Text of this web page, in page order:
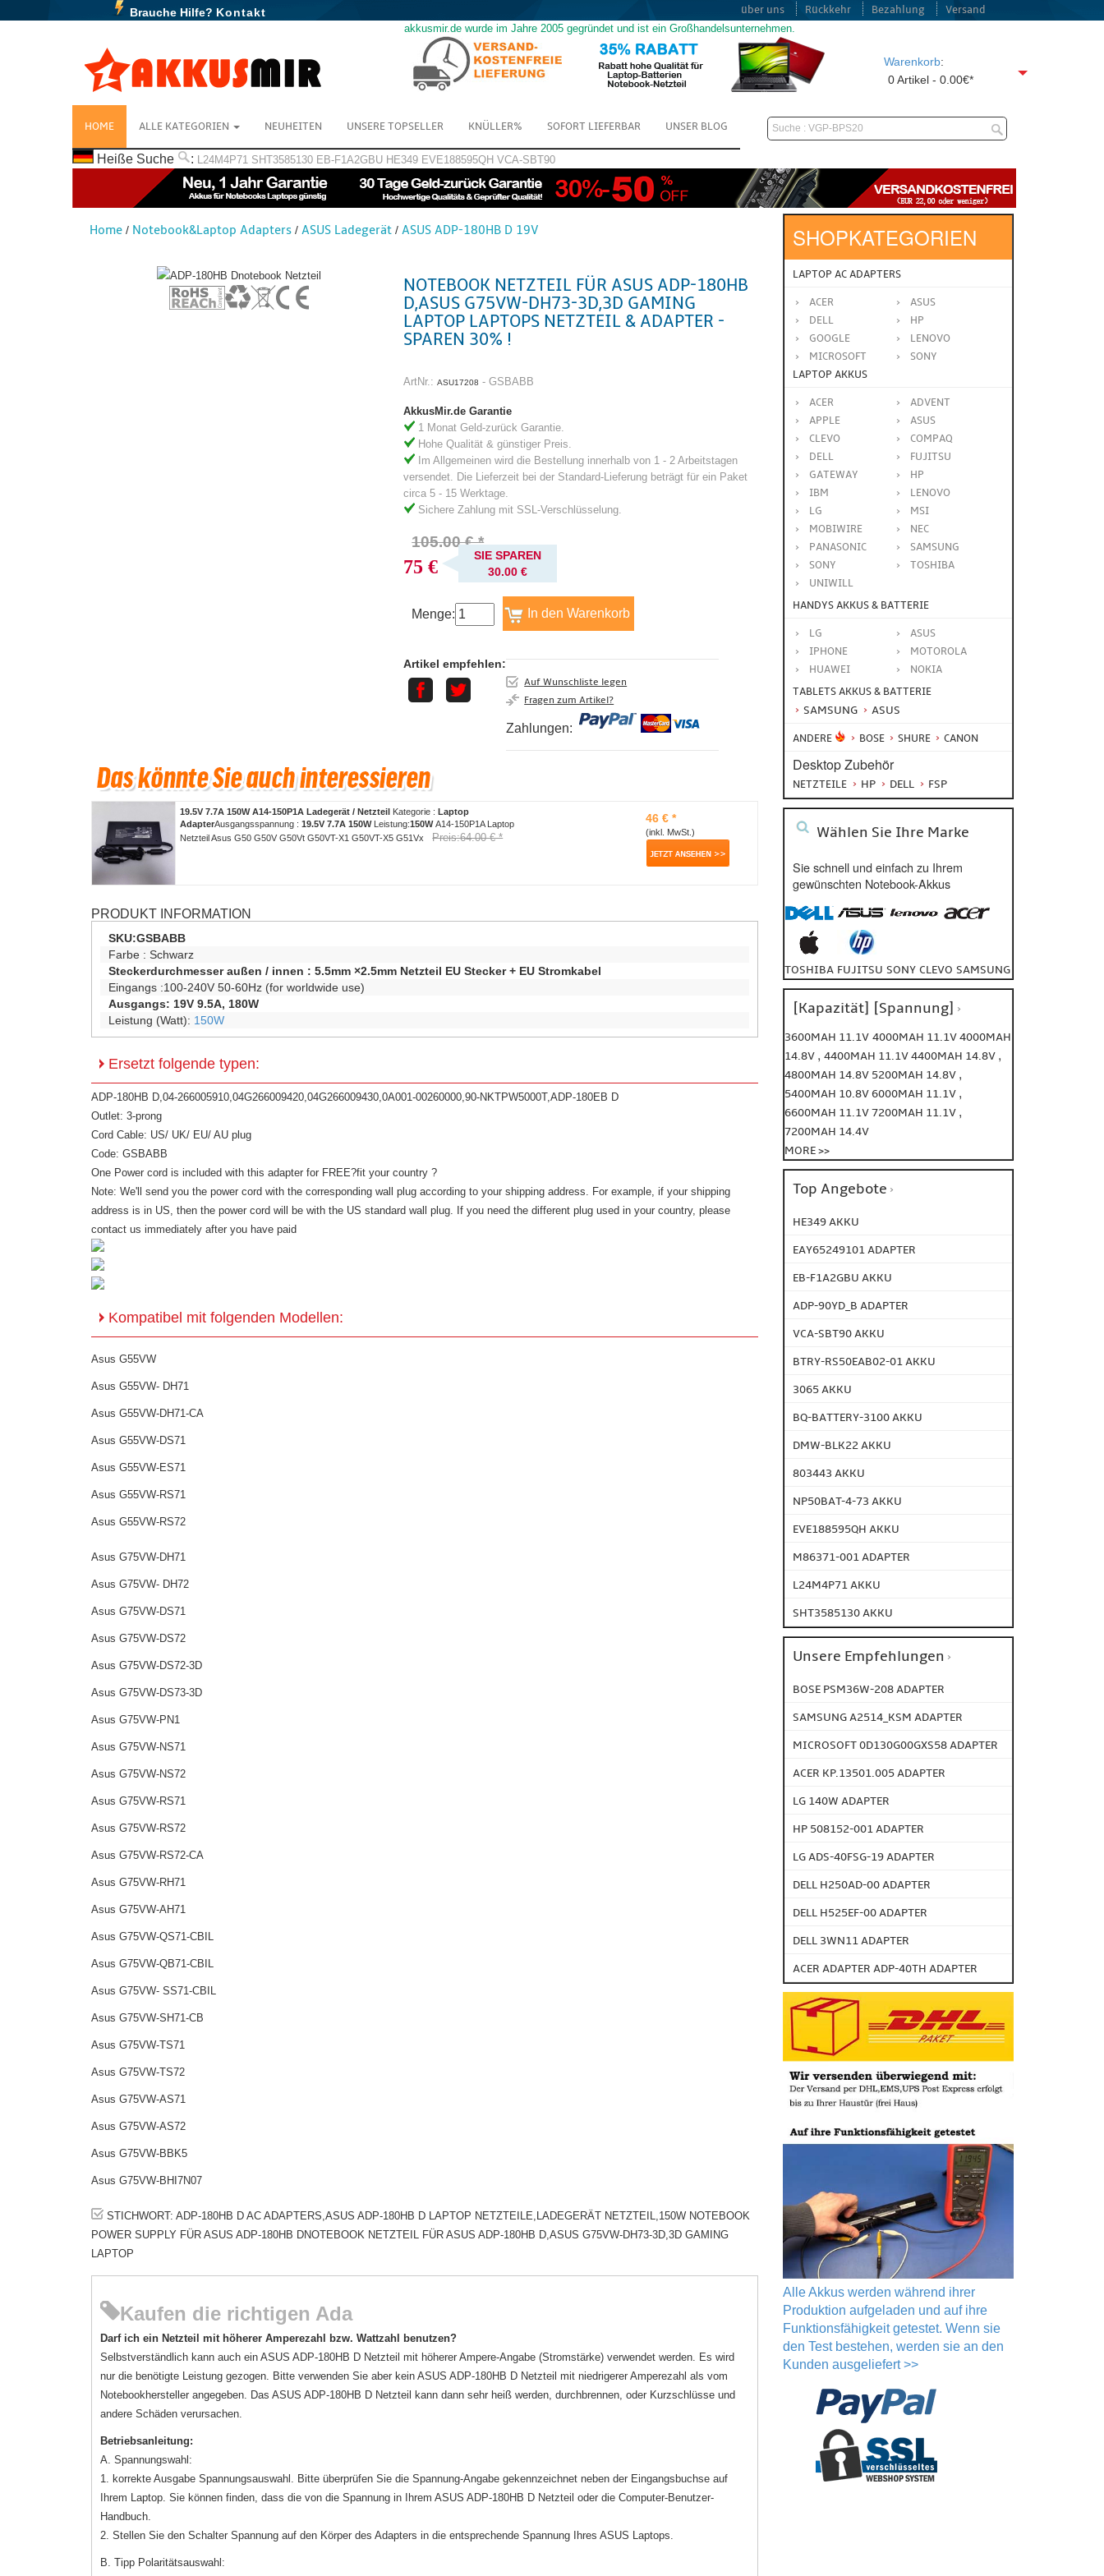
Brauche Hilfe? Kontakt über uns Rückkehr Bezahlung Versand
akkusmir.de wurde im Jahre 2005 gegründet und ist ein Großhandelsunternehmen.
Warenkorb:
0 Artikel - 0.00€*
HOME ALLE KATEGORIEN NEUHEITEN UNSERE TOPSELLER KNÜLLER% SOFORT LIEFERBAR UNSER BLOG
Heiße Suche : L24M4P71 SHT3585130 EB-F1A2GBU HE349 EVE188595QH VCA-SBT90
Home/ Notebook&Laptop Adapters/ ASUS Ladegerät/ ASUS ADP-180HB D 19V
NOTEBOOK NETZTEIL FÜR ASUS ADP-180HB
D,ASUS G75VW-DH73-3D,3D GAMING
LAPTOP LAPTOPS NETZTEIL & ADAPTER -
SPAREN 30% !
ArtNr.:ASU17208 - GSBABB
AkkusMir.de Garantie
1 Monat Geld-zurück Garantie.
Hohe Qualität & günstiger Preis.
Im Allgemeinen wird die Bestellung innerhalb von 1 - 2 Arbeitstagen
versendet. Die Lieferzeit bei der Standard-Lieferung beträgt für ein Paket
circa 5 - 15 Werktage.
Sichere Zahlung mit SSL-Verschlüsselung.
105.00 € *
75 €
SIE SPAREN
30.00 €
Menge:
Artikel empfehlen:
Auf Wunschliste legen
Fragen zum Artikel?
Zahlungen:
19.5V 7.7A 150W A14-150P1A Ladegerät / Netzteil Kategorie :Laptop
AdapterAusgangsspannung :19.5V 7.7A 150WLeistung:150WA14-150P1A Laptop
Netzteil Asus G50 G50V G50Vt G50VT-X1 G50VT-X5 G51Vx
Preis:64.00 € *
46 € *
(inkl. MwSt.)
PRODUKT INFORMATION
SKU:GSBABB
Farbe :Schwarz
Steckerdurchmesser außen / innen :5.5mm ×2.5mm Netzteil EU Stecker + EU Stromkabel
Eingangs :100-240V 50-60Hz (for worldwide use)
Ausgangs: 19V 9.5A, 180W
Leistung (Watt): 150W
Ersetzt folgende typen:
ADP-180HB D,04-266005910,04G266009420,04G266009430,0A001-00260000,90-NKTPW5000T,ADP-180EB D
Outlet: 3-prong
Cord Cable: US/ UK/ EU/ AU plug
Code: GSBABB
One Power cord is included with this adapter for FREE?fit your country ?
Note: We'll send you the power cord with the corresponding wall plug according to your shipping address. For example, if your shipping
address is in US, then the power cord will be with the US standard wall plug. If you need the different plug used in your country, please
contact us immediately after you have paid
Kompatibel mit folgenden Modellen:
Asus G55VW
Asus G55VW- DH71
Asus G55VW-DH71-CA
Asus G55VW-DS71
Asus G55VW-ES71
Asus G55VW-RS71
Asus G55VW-RS72
Asus G75VW-DH71
Asus G75VW- DH72
Asus G75VW-DS71
Asus G75VW-DS72
Asus G75VW-DS72-3D
Asus G75VW-DS73-3D
Asus G75VW-PN1
Asus G75VW-NS71
Asus G75VW-NS72
Asus G75VW-RS71
Asus G75VW-RS72
Asus G75VW-RS72-CA
Asus G75VW-RH71
Asus G75VW-AH71
Asus G75VW-QS71-CBIL
Asus G75VW-QB71-CBIL
Asus G75VW- SS71-CBIL
Asus G75VW-SH71-CB
Asus G75VW-TS71
Asus G75VW-TS72
Asus G75VW-AS71
Asus G75VW-AS72
Asus G75VW-BBK5
Asus G75VW-BHI7N07
STICHWORT: ADP-180HB D AC ADAPTERS,ASUS ADP-180HB D LAPTOP NETZTEILE,LADEGERÄT NETZTEIL,150W NOTEBOOK
POWER SUPPLY FÜR ASUS ADP-180HB DNOTEBOOK NETZTEIL FÜR ASUS ADP-180HB D,ASUS G75VW-DH73-3D,3D GAMING
LAPTOP
Kaufen die richtigen Ada
Darf ich ein Netzteil mit höherer Amperezahl bzw. Wattzahl benutzen?
Selbstverständlich kann auch ein ASUS ADP-180HB D Netzteil mit höherer Ampere-Angabe (Stromstärke) verwendet werden. Es wird
nur die benötigte Leistung gezogen. Bitte verwenden Sie aber kein ASUS ADP-180HB D Netzteil mit niedrigerer Amperezahl als vom
Notebookhersteller angegeben. Das ASUS ADP-180HB D Netzteil kann dann sehr heiß werden, durchbrennen, oder Kurzschlüsse und
andere Schäden verursachen.
Betriebsanleitung:
A. Spannungswahl:
1. korrekte Ausgabe Spannungsauswahl. Bitte überprüfen Sie die Spannung-Angabe gekennzeichnet neben der Eingangsbuchse auf
Ihrem Laptop. Sie können finden, dass die von die Spannung in Ihrem ASUS ADP-180HB D Netzteil oder die Computer-Benutzer-
Handbuch.
2. Stellen Sie den Schalter Spannung auf den Körper des Adapters in die entsprechende Spannung Ihres ASUS Laptops.
B. Tipp Polaritätsauswahl:
SHOPKATEGORIEN
LAPTOP AC ADAPTERS
ACER
ASUS
DELL
HP
GOOGLE
LENOVO
MICROSOFT
SONY
LAPTOP AKKUS
ACER
ADVENT
APPLE
ASUS
CLEVO
COMPAQ
DELL
FUJITSU
GATEWAY
HP
IBM
LENOVO
LG
MSI
MOBIWIRE
NEC
PANASONIC
SAMSUNG
SONY
TOSHIBA
UNIWILL
HANDYS AKKUS & BATTERIE
LG
ASUS
IPHONE
MOTOROLA
HUAWEI
NOKIA
TABLETS AKKUS & BATTERIE
SAMSUNG ASUS
ANDERE BOSE SHURE CANON
Desktop Zubehör
NETZTEILE HP DELL FSP
Wählen Sie Ihre Marke
Sie schnell und einfach zu Ihrem
gewünschten Notebook-Akkus
TOSHIBA FUJITSU SONY CLEVO SAMSUNG
[Kapazität] [Spannung]
3600MAH 11.1V 4000MAH 11.1V4000MAH
14.8V , 4400MAH 11.1V4400MAH 14.8V ,
4800MAH 14.8V 5200MAH 14.8V ,
5400MAH 10.8V6000MAH 11.1V ,
6600MAH 11.1V7200MAH 11.1V ,
7200MAH 14.4V
MORE >>
Top Angebote
HE349 AKKU
EAY65249101 ADAPTER
EB-F1A2GBU AKKU
ADP-90YD_B ADAPTER
VCA-SBT90 AKKU
BTRY-RS50EAB02-01 AKKU
3065 AKKU
BQ-BATTERY-3100 AKKU
DMW-BLK22 AKKU
803443 AKKU
NP50BAT-4-73 AKKU
EVE188595QH AKKU
M86371-001 ADAPTER
L24M4P71 AKKU
SHT3585130 AKKU
Unsere Empfehlungen
BOSE PSM36W-208 ADAPTER
SAMSUNG A2514_KSM ADAPTER
MICROSOFT 0D130G00GXS58 ADAPTER
ACER KP.13501.005 ADAPTER
LG 140W ADAPTER
HP 508152-001 ADAPTER
LG ADS-40FSG-19 ADAPTER
DELL H250AD-00 ADAPTER
DELL H525EF-00 ADAPTER
DELL 3WN11 ADAPTER
ACER ADAPTER ADP-40TH ADAPTER
Alle Akkus werden während ihrer
Produktion aufgeladen und auf ihre
Funktionsfähigkeit getestet. Wenn sie
den Test bestehen, werden sie an den
Kunden ausgeliefert >>